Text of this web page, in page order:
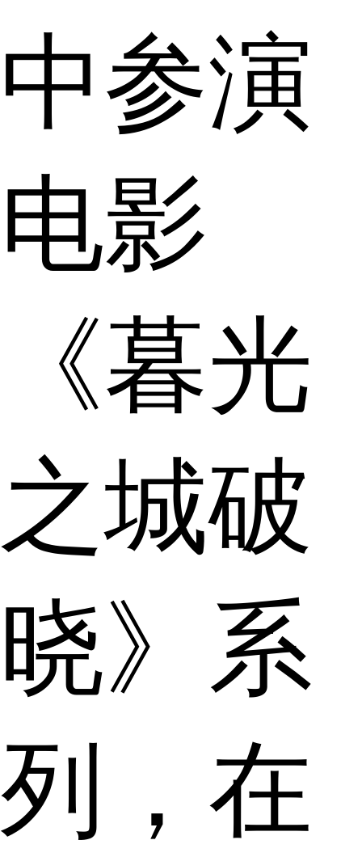
中参演
电影
《暮光
之城破
晓》系
列，在